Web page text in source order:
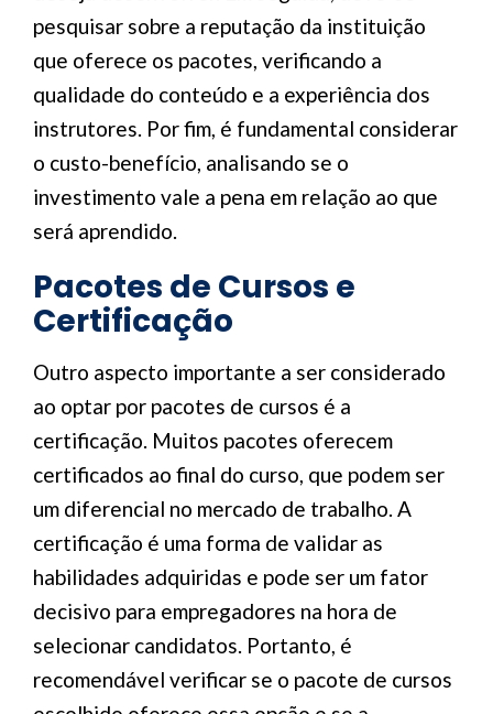
pesquisar sobre a reputação da instituição
que oferece os pacotes, verificando a
qualidade do conteúdo e a experiência dos
instrutores. Por fim, é fundamental considerar
o custo-benefício, analisando se o
investimento vale a pena em relação ao que
será aprendido.
Pacotes de Cursos e
Certificação
Outro aspecto importante a ser considerado
ao optar por pacotes de cursos é a
certificação. Muitos pacotes oferecem
certificados ao final do curso, que podem ser
um diferencial no mercado de trabalho. A
certificação é uma forma de validar as
habilidades adquiridas e pode ser um fator
decisivo para empregadores na hora de
selecionar candidatos. Portanto, é
recomendável verificar se o pacote de cursos